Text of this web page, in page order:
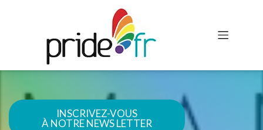
INSCRIVEZ-VOUS
À NOTRE NEWS LETTER